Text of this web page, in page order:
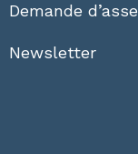
Demande
Newsletter